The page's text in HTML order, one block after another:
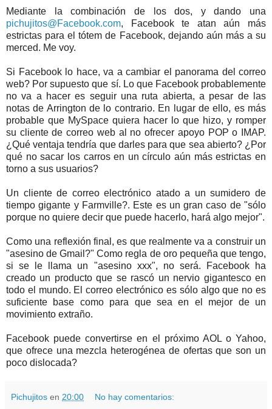
Mediante la combinación de los dos, y dando una
pichujitos@Facebook.com, Facebook te atan aún más
estrictas para el tótem de Facebook, dejando aún más a su
merced. Me voy.
Si Facebook lo hace, va a cambiar el panorama del correo
web? Por supuesto que sí. Lo que Facebook probablemente
no va a hacer es seguir una ruta abierta, a pesar de las
notas de Arrington de lo contrario. En lugar de ello, es más
probable que MySpace quiera hacer lo que hizo, y romper
su cliente de correo web al no ofrecer apoyo POP o IMAP.
¿Qué ventaja tendría que darles para que sea abierto? ¿Por
qué no sacar los carros en un círculo aún más estrictas en
torno a sus usuarios?
Un cliente de correo electrónico atado a un sumidero de
tiempo gigante y Farmville?. Este es un gran caso de "sólo
porque no quiere decir que puede hacerlo, hará algo mejor".
Como una reflexión final, es que realmente va a construir un
"asesino de Gmail?" Como regla de oro pequeña que tengo,
si se le llama un "asesino xxx", no será. Facebook ha
creado un producto que se rascó un nervio gigantesco en
todo el mundo. El correo electrónico es sólo algo que no es
suficiente base como para que sea en el mejor de un
movimiento extraño.
Facebook puede convertirse en el próximo AOL o Yahoo,
que ofrece una mezcla heterogénea de ofertas que son un
poco dislocada?
Pichujitos en 20:00 No hay comentarios: